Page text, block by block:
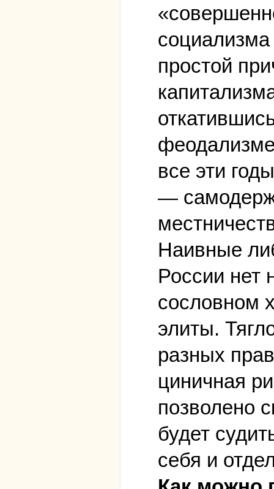
социализма
простой
все эти
—
Наивные
России нет
сословном
элиты.
разных
циничная
позволено
будет
себя и